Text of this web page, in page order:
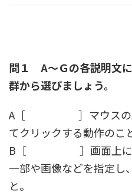
問１ A～Ｇの各説明文
群から選びましょう。
A［ ］マウスの左
てクリックする動作のこ
B［ ］画面上に表
一部や画像などを指定し
と。